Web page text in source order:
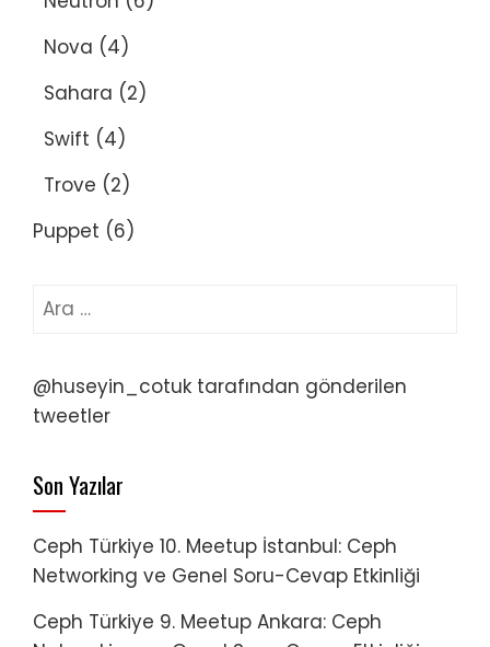
Nova (4)
Sahara (2)
Swift (4)
Trove (2)
Puppet (6)
Arama:
@huseyin_cotuk tarafından gönderilen
tweetler
Son Yazılar
Ceph Türkiye 10. Meetup İstanbul: Ceph
Networking ve Genel Soru-Cevap Etkinliği
Ceph Türkiye 9. Meetup Ankara: Ceph